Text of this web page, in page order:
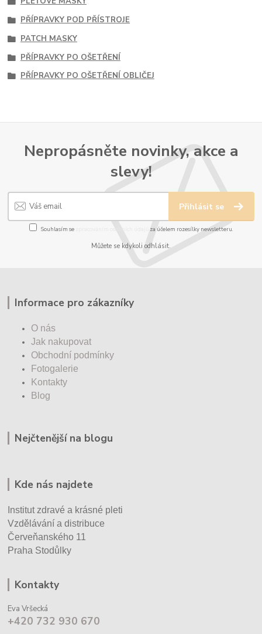
PŘÍPRAVKY POD PŘÍSTROJE
PATCH MASKY
PŘÍPRAVKY PO OŠETŘENÍ
PŘÍPRAVKY PO OŠETŘENÍ OBLIČEJ
Nepropásněte novinky, akce a
slevy!
Přihlásit se
Souhlasím se za účelem rozesílky newsletteru.
Můžete se kdykoli odhlásit.
Informace pro zákazníky
O nás
Jak nakupovat
Obchodní podmínky
Fotogalerie
Kontakty
Blog
Nejčtenější na blogu
Kde nás najdete
Institut zdravé a krásné pleti
Vzdělávání a distribuce
Červeňanského 11
Praha Stodůlky
Kontakty
Eva Vršecká
+420 732 930 670